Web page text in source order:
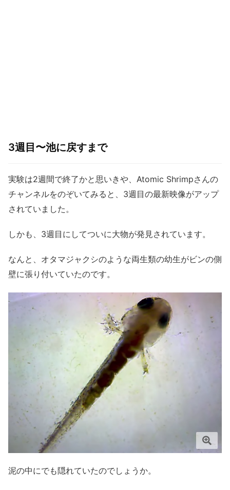
3週目〜池に戻すまで
実験は2週間で終了かと思いきや、Atomic Shrimpさんの
チャンネルをのぞいてみると、3週目の最新映像がアップ
されていました。
しかも、3週目にしてついに大物が発見されています。
なんと、オタマジャクシのような両生類の幼生がビンの側
壁に張り付いていたのです。
泥の中にでも隠れていたのでしょうか。